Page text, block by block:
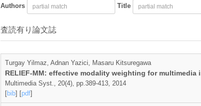
Authors Title
査読有り論文誌
Turgay Yilmaz, Adnan Yazici, Masaru Kitsuregawa
RELIEF-MM: effective modality weighting for multimedia
Multimedia Syst., 20(4), pp.389-413, 2014
[bib] [pdf]